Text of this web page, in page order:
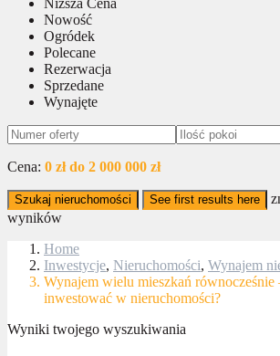
Nowość
Ogródek
Polecane
Rezerwacja
Sprzedane
Wynajęte
Cena: 0 zł do 2 000 000 zł
Szukaj nieruchomości See first results here
wyników
Home
Inwestycje, Nieruchomości, Wynajem
Wynajem wielu mieszkań
inwestować w nieruchomości?
Wyniki twojego wyszukiwania